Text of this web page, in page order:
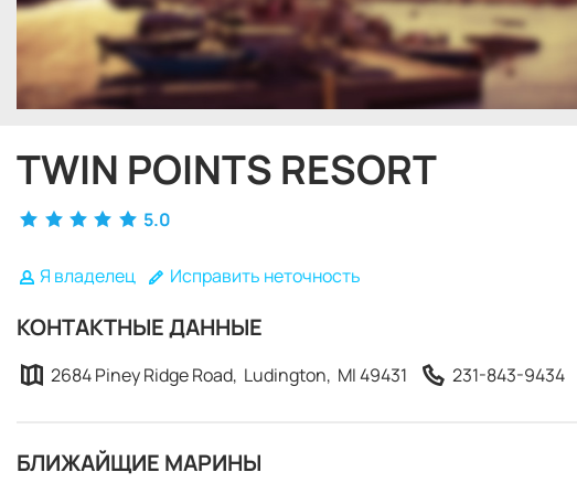
TWIN POINTS RESORT
5.0
Я владелец Исправить неточность
КОНТАКТНЫЕ ДАННЫЕ
2684 Piney Ridge Road, Ludington, MI 49431 231-843-9434
БЛИЖАЙЩИЕ МАРИНЫ